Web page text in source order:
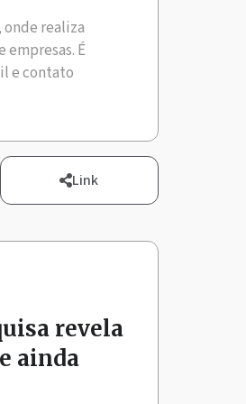
onde realiza
É
e contato
Link
revela
ainda